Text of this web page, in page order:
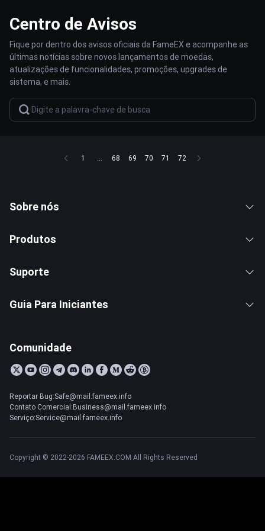
Centro de Avisos
Fique por dentro dos avisos oficiais da FameEX e acompanhe as
últimas notícias sobre novos lançamentos de moedas,
atualizações de funcionalidades, promoções, upgrades de
sistema, e mais.
1 ... 68 69 70 71 72
Sobre nós
Produtos
Suporte
Guia Para Iniciantes
Comunidade
Reportar Bug:Safe@mail.fameex.info
Contato Comercial:Business@mail.fameex.info
Serviço:Service@mail.fameex.info
Copyright © 2022-2026 FAMEEX.COM All Rights Reserved